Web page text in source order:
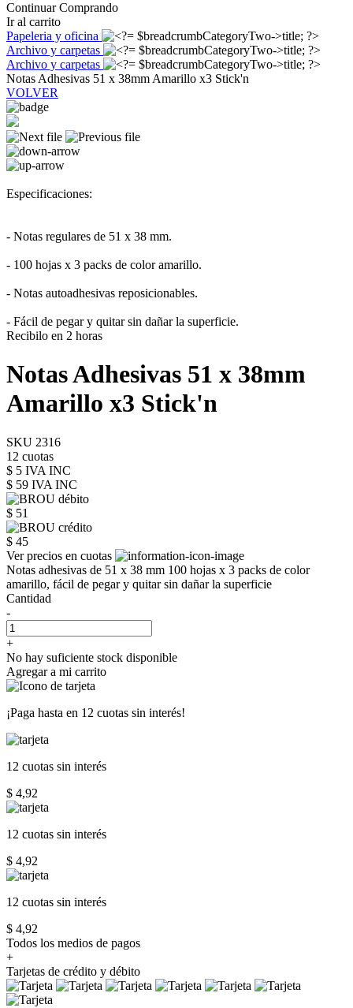
Continuar Comprando
Ir al carrito
Papeleria y oficina
Archivo y carpetas
Archivo y carpetas
Notas Adhesivas 51 x 38mm Amarillo x3 Stick'n
VOLVER
Especificaciones:
- Notas regulares de 51 x 38 mm.
- 100 hojas x 3 packs de color amarillo.
- Notas autoadhesivas reposicionables.
- Fácil de pegar y quitar sin dañar la superficie.
Recibilo en 2 horas
Notas Adhesivas 51 x 38mm
Amarillo x3 Stick'n
SKU 2316
12 cuotas
$ 5 IVA INC
$ 59 IVA INC
$ 51
$ 45
Ver precios en cuotas
Notas adhesivas de 51 x 38 mm 100 hojas x 3 packs de color
amarillo, fácil de pegar y quitar sin dañar la superficie
Cantidad
-
+
No hay suficiente stock disponible
Agregar a mi carrito
¡Paga hasta en 12 cuotas sin interés!
12 cuotas sin interés
$ 4,92
12 cuotas sin interés
$ 4,92
12 cuotas sin interés
$ 4,92
Todos los medios de pagos
+
Tarjetas de crédito y débito